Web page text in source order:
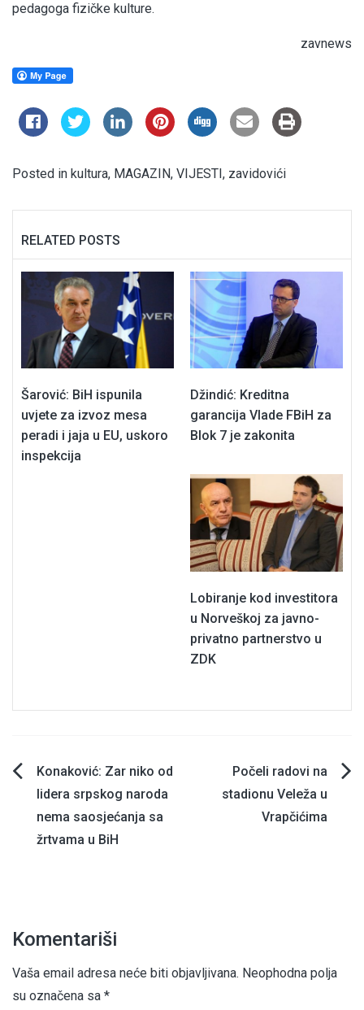
pedagoga fizičke kulture.
zavnews
Posted in kultura, MAGAZIN, VIJESTI, zavidovići
RELATED POSTS
Šarović: BiH ispunila
uvjete za izvoz mesa
peradi i jaja u EU, uskoro
inspekcija
Džindić: Kreditna
garancija Vlade FBiH za
Blok 7 je zakonita
Lobiranje kod investitora
u Norveškoj za javno-
privatno partnerstvo u
ZDK
Navigacija
članaka
Konaković: Zar niko od
lidera srpskog naroda
nema saosjećanja sa
žrtvama u BiH
Počeli radovi na
stadionu Veleža u
Vrapčićima
Komentariši
Vaša email adresa neće biti objavljivana. Neophodna polja
su označena sa *